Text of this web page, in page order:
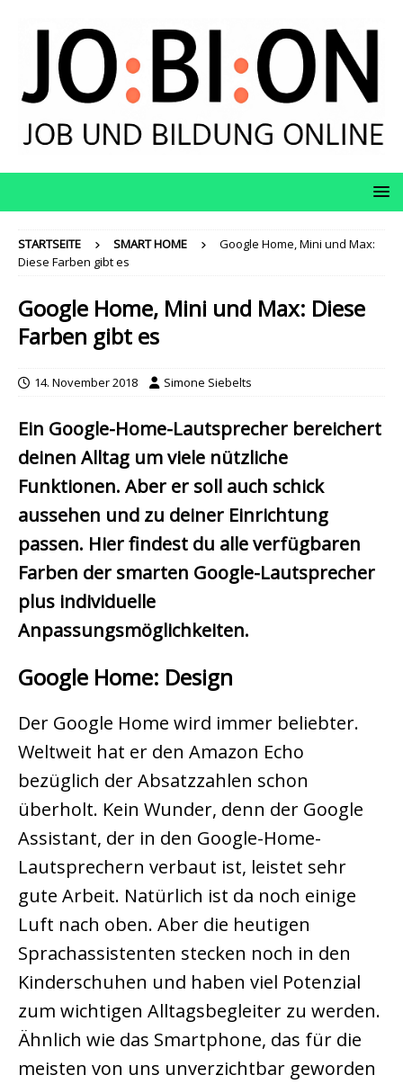
STARTSEITE SMART HOME
Google Home, Mini und Max:
Diese Farben gibt es
Google Home, Mini und Max: Diese
Farben gibt es
14. November 2018 Simone Siebelts
Ein Google-Home-Lautsprecher bereichert
deinen Alltag um viele nützliche
Funktionen. Aber er soll auch schick
aussehen und zu deiner Einrichtung
passen. Hier findest du alle verfügbaren
Farben der smarten Google-Lautsprecher
plus individuelle
Anpassungsmöglichkeiten.
Google Home: Design
Der Google Home wird immer beliebter.
Weltweit hat er den Amazon Echo
bezüglich der Absatzzahlen schon
überholt. Kein Wunder, denn der Google
Assistant, der in den Google-Home-
Lautsprechern verbaut ist, leistet sehr
gute Arbeit. Natürlich ist da noch einige
Luft nach oben. Aber die heutigen
Sprachassistenten stecken noch in den
Kinderschuhen und haben viel Potenzial
zum wichtigen Alltagsbegleiter zu werden.
Ähnlich wie das Smartphone, das für die
meisten von uns unverzichtbar geworden